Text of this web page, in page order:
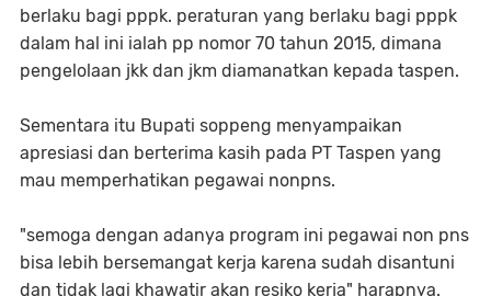
berlaku bagi pppk. peraturan yang berlaku bagi pppk
dalam hal ini ialah pp nomor 70 tahun 2015, dimana
pengelolaan jkk dan jkm diamanatkan kepada taspen.
Sementara itu Bupati soppeng menyampaikan
apresiasi dan berterima kasih pada PT Taspen yang
mau memperhatikan pegawai nonpns.
"semoga dengan adanya program ini pegawai non pns
bisa lebih bersemangat kerja karena sudah disantuni
dan tidak lagi khawatir akan resiko kerja" harapnya.